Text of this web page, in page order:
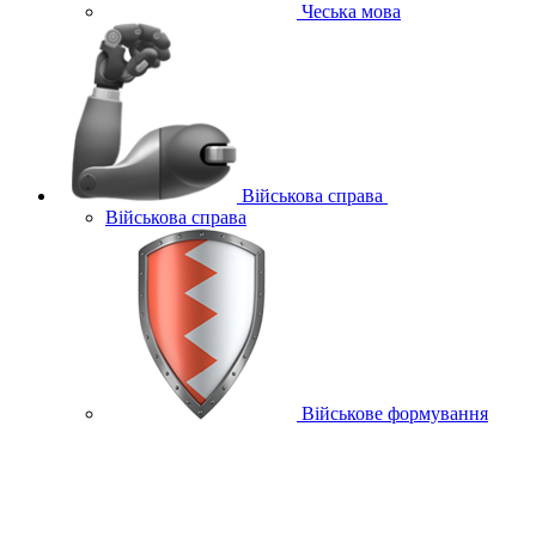
Чеська мова
Військова справа
Військова справа
Військове формування